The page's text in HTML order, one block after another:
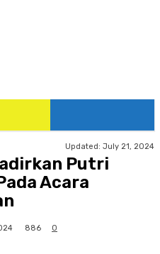
Updated: July 21, 2024
Putri
Acara
886 0